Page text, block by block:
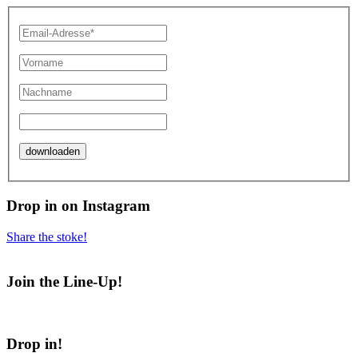
Drop in on Instagram
Share the stoke!
Join the Line-Up!
Drop in!